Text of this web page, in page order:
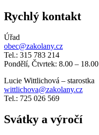
Rychlý kontakt
Úřad
obec@zakolany.cz
Tel.: 315 783 214
Pondělí, Čtvrtek: 8.00 – 18.00
Lucie Wittlichová – starostka
wittlichova@zakolany.cz
Tel.: 725 026 569
Svátky a výročí